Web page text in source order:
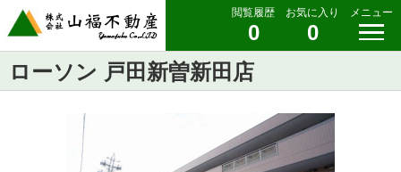
閲覧履歴
0
お気に入り
0
メニュー
ローソン 戸田新曽新田店